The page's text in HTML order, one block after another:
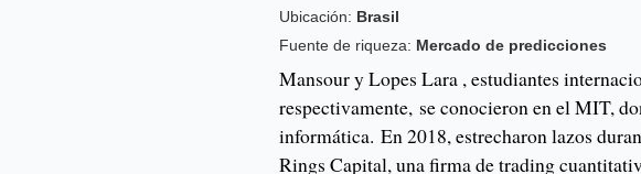
Ubicación: Brasil
Fuente de riqueza: Mercado de predicciones
Mansour y Lopes Lara , estudiantes
respectivamente, se conocieron en el MIT,
informática.En 2018, estrecharon lazos
Rings Capital, una firma de trading